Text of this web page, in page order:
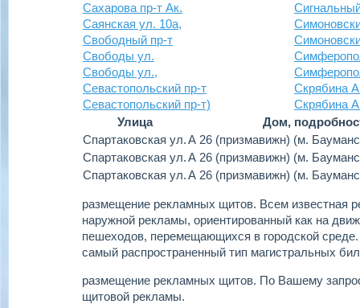
Сахарова пр-т Ак.
Саянская ул. 10а,
Свободный пр-т
Свободы ул.
Свободы ул.,
Севастопольский пр-т
Севастопольский пр-т)
Скрябина
Скрябина
Улица
Дом,
Спартаковская ул.А 26 (призмавижн) (м.
Спартаковская ул.А 26 (призмавижн) (м.
Спартаковская ул.А 26 (призмавижн) (м.
размещение рекламных щитов. Всем известная
наружной рекламы, ориентированный как на
пешеходов, перемещающихся в городской
самый распространенный тип магистральных
размещение рекламных щитов. По Вашему
щитовой рекламы.